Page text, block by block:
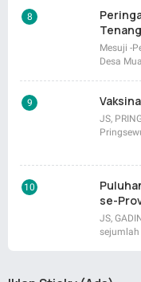
Mesuji -
Desa
JS,
se-
JS,